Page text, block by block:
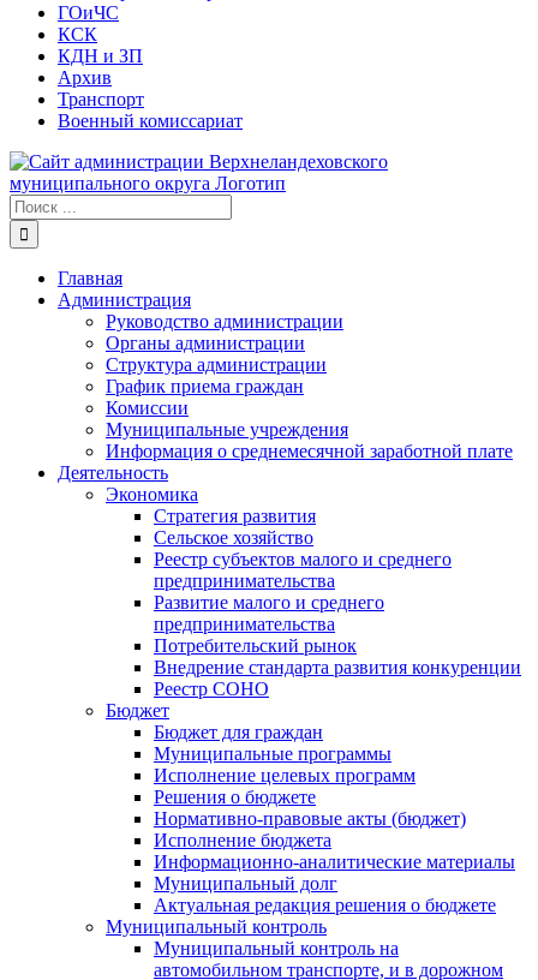
ГОиЧС
КСК
КДН и ЗП
Архив
Транспорт
Военный комиссариат
Результат
поиска:
Главная
Администрация
Руководство администрации
Органы администрации
Структура администрации
График приема граждан
Комиссии
Муниципальные учреждения
Информация о среднемесячной заработной плате
Деятельность
Экономика
Стратегия развития
Сельское хозяйство
Реестр субъектов малого и среднего
предпринимательства
Развитие малого и среднего
предпринимательства
Потребительский рынок
Внедрение стандарта развития конкуренции
Реестр СОНО
Бюджет
Бюджет для граждан
Муниципальные программы
Исполнение целевых программ
Решения о бюджете
Нормативно-правовые акты (бюджет)
Исполнение бюджета
Информационно-аналитические материалы
Муниципальный долг
Актуальная редакция решения о бюджете
Муниципальный контроль
Муниципальный контроль на
автомобильном транспорте, и в дорожном